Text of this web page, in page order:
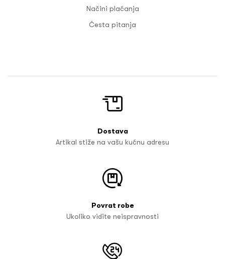
Načini plaćanja
Česta pitanja
Dostava
Artikal stiže na vašu kućnu adresu
Povrat robe
Ukoliko vidite neispravnosti